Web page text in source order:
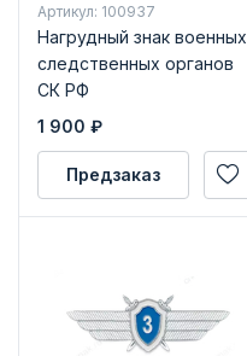
Артикул: 100937
Нагрудный знак военных
следственных органов
СК РФ
«Квалификационный
1 900 ₽
Предзаказ